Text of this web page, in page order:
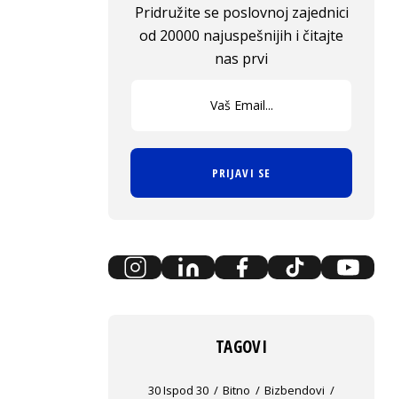
Pridružite se poslovnoj zajednici
od 20000 najuspešnijih i čitajte
nas prvi
PRIJAVI SE
TAGOVI
30 Ispod 30 Bitno
Bizbendovi